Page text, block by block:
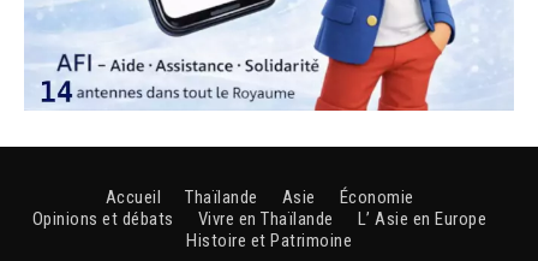
Accueil Thaïlande Asie
Économie
Opinions et débats
Vivre en Thaïlande
L’ Asie en Europe
Histoire et Patrimoine